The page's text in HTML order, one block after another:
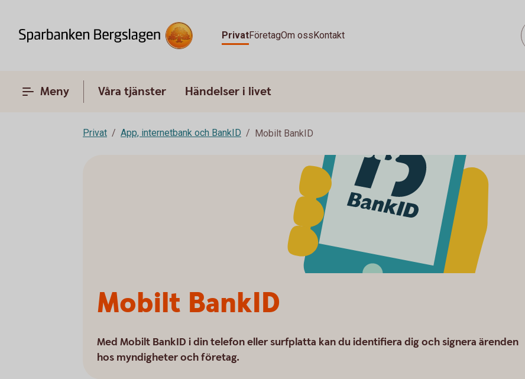
PrivatFöretagOm ossKontakt
Meny Våra tjänster Händelser i livet
Privat App, internetbank och BankID Mobilt BankID
Mobilt BankID
Med Mobilt BankID i din telefon eller surfplatta kan du identifiera dig och signera ärenden
hos myndigheter och företag.